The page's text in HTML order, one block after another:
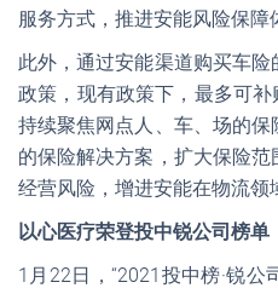
服务方式，推进安能风险保障
此外，通过安能渠道购买车
政策，现有政策下，最多可
持续聚焦网点人、车、场的
的保险解决方案，扩大保险
经营风险，增进安能在物流领
以心医疗荣登投中锐公司榜单
1月22日，“2021投中榜·锐